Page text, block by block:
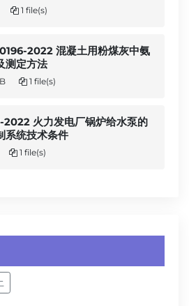
1 file(s)
2022 混凝土用粉煤灰中氨
测定方法
1 file(s)
火力发电厂锅炉给水泵的
系统技术条件
1 file(s)